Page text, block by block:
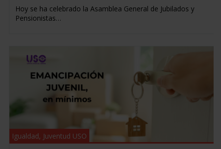
Hoy se ha celebrado la Asamblea General de Jubilados y
Pensionistas…
Igualdad, Juventud USO